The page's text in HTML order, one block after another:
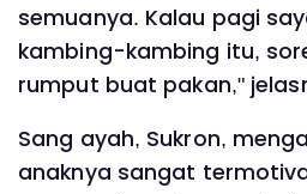
semuanya. Kalau pagi
kambing-kambing itu,
rumput buat pakan,"
Sang ayah, Sukron,
anaknya sangat